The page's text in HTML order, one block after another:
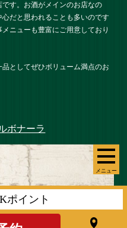
メニュー
す。お酒がメインのお店なの
だと思われることも多いのです
ニューも豊富にご用意しており
としてぜひボリューム満点のお
ボナーラ
ポイント